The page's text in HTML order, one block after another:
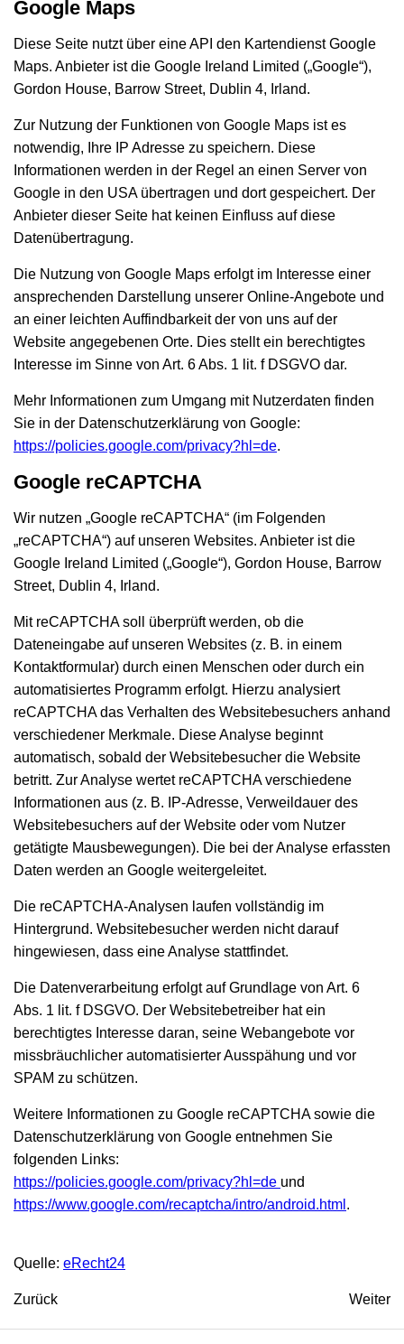
Google Maps
Diese Seite nutzt über eine API den Kartendienst Google
Maps. Anbieter ist die Google Ireland Limited („Google“),
Gordon House, Barrow Street, Dublin 4, Irland.
Zur Nutzung der Funktionen von Google Maps ist es
notwendig, Ihre IP Adresse zu speichern. Diese
Informationen werden in der Regel an einen Server von
Google in den USA übertragen und dort gespeichert. Der
Anbieter dieser Seite hat keinen Einfluss auf diese
Datenübertragung.
Die Nutzung von Google Maps erfolgt im Interesse einer
ansprechenden Darstellung unserer Online-Angebote und
an einer leichten Auffindbarkeit der von uns auf der
Website angegebenen Orte. Dies stellt ein berechtigtes
Interesse im Sinne von Art. 6 Abs. 1 lit. f DSGVO dar.
Mehr Informationen zum Umgang mit Nutzerdaten finden
Sie in der Datenschutzerklärung von Google:
https://policies.google.com/privacy?hl=de.
Google reCAPTCHA
Wir nutzen „Google reCAPTCHA“ (im Folgenden
„reCAPTCHA“) auf unseren Websites. Anbieter ist die
Google Ireland Limited („Google“), Gordon House, Barrow
Street, Dublin 4, Irland.
Mit reCAPTCHA soll überprüft werden, ob die
Dateneingabe auf unseren Websites (z. B. in einem
Kontaktformular) durch einen Menschen oder durch ein
automatisiertes Programm erfolgt. Hierzu analysiert
reCAPTCHA das Verhalten des Websitebesuchers anhand
verschiedener Merkmale. Diese Analyse beginnt
automatisch, sobald der Websitebesucher die Website
betritt. Zur Analyse wertet reCAPTCHA verschiedene
Informationen aus (z. B. IP-Adresse, Verweildauer des
Websitebesuchers auf der Website oder vom Nutzer
getätigte Mausbewegungen). Die bei der Analyse erfassten
Daten werden an Google weitergeleitet.
Die reCAPTCHA-Analysen laufen vollständig im
Hintergrund. Websitebesucher werden nicht darauf
hingewiesen, dass eine Analyse stattfindet.
Die Datenverarbeitung erfolgt auf Grundlage von Art. 6
Abs. 1 lit. f DSGVO. Der Websitebetreiber hat ein
berechtigtes Interesse daran, seine Webangebote vor
missbräuchlicher automatisierter Ausspähung und vor
SPAM zu schützen.
Weitere Informationen zu Google reCAPTCHA sowie die
Datenschutzerklärung von Google entnehmen Sie
folgenden Links:
https://policies.google.com/privacy?hl=de und
https://www.google.com/recaptcha/intro/android.html .
Quelle: eRecht24
Zurück Weiter